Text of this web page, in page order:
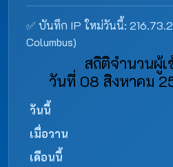
✅ บันทึก IP ใหม่วันนี้:
Columbus)
สถิติจำนวนผู้เ
วันที่ 08 สิงหาคม
วันนี้
เมื่อวาน
เดือนนี้